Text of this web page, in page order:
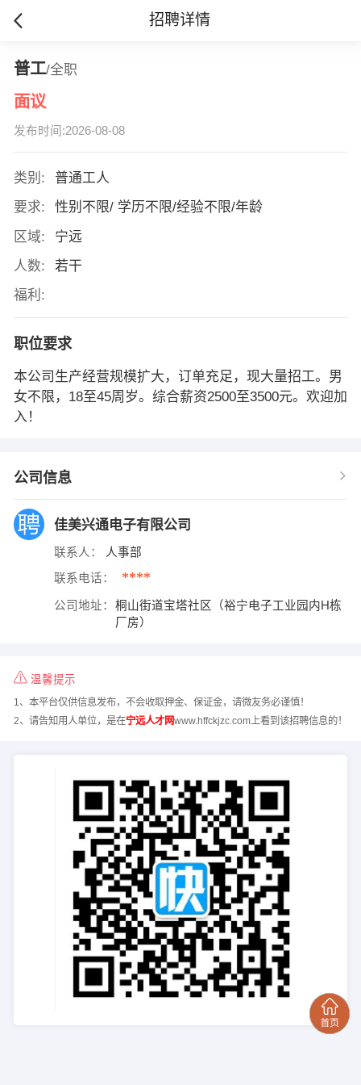
招聘详情
普工/全职
面议
发布时间:2026-08-08
类别:
普通工人
要求:
性别不限/ 学历不限/经验不限/年龄
区域:
宁远
人数:
若干
福利:
职位要求
本公司生产经营规模扩大，订单充足，现大量招工。男
女不限，18至45周岁。综合薪资2500至3500元。欢迎加
入！
公司信息
佳美兴通电子有限公司
联系人： 人事部
联系电话： ****
公司地址：
桐山街道宝塔社区（裕宁电子工业园内H栋
厂房）
温馨提示
1、本平台仅供信息发布，不会收取押金、保证金，请微友务必谨慎！
2、请告知用人单位，是在宁远人才网www.hffckjzc.com上看到该招聘信息的！